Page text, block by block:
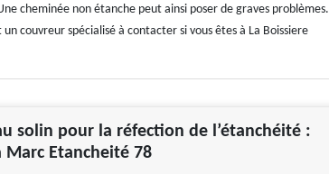
cheminée non étanche peut ainsi poser de graves problèmes.
couvreur spécialisé à contacter si vous êtes à La Boissiere
solin pour la réfection de l’étanchéité :
Marc Etancheité 78